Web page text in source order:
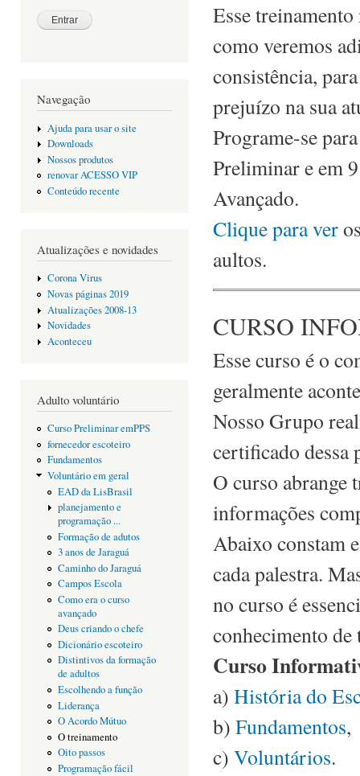
Navegação
Ajuda para usar o site
Downloads
Nossos produtos
renovar ACESSO VIP
Conteúdo recente
Atualizações e novidades
Corona Virus
Novas páginas 2019
Atualizações 2008-13
Novidades
Aconteceu
Adulto voluntário
Curso Preliminar emPPS
fornecedor escoteiro
Fundamentos
Voluntário em geral
EAD da LisBrasil
planejamento e
programação ...
Formação de adutos
3 anos de Jaraguá
Caminho do Jaraguá
Campos Escola
Como era o curso
avançado
Deus criando o chefe
Dicionário escoteiro
Distintivos da formação
de adultos
Escolhendo a função
Liderança
O Acordo Mútuo
O treinamento
Oito passos
Programação fácil
Esse
como veremos
consistência,
prejuízo na sua
Programe-se
Preliminar e em
Avançado.
Clique para ver
aultos.
CURSO
Esse curso é o
geralmente
Nosso Grupo
certificado dessa
O curso abrange
informações
Abaixo constam
cada palestra.
no curso é
conhecimento
Curso
a) História do
b) Fundamentos,
c) Voluntários.